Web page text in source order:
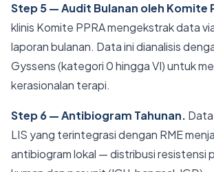
Step 5 — Audit Bulanan oleh Komite
klinis Komite PPRA mengekstrak data
laporan bulanan. Data ini dianalisis
Gyssens (kategori 0 hingga VI) untuk
kerasionalan terapi.
Step 6 — Antibiogram Tahunan.
LIS yang terintegrasi dengan RME
antibiogram lokal — distribusi resistensi